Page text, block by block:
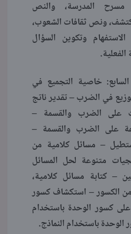
مسرح المدرسة، والنص
ونص ثقافات الشعوب،
وتكوين السؤال
خاصية التجميع في
في الضرب – تقدير ناتج
على الضرب والقسمة –
على الضرب والقسمة –
– مسائل كلامية من
متنوعة لحل المسائل
– كتابة مسائل كلامية،
الكسور – استكشاف كسور
كسور الوحدة باستخدام
الوحدة باستخدام النماذج.